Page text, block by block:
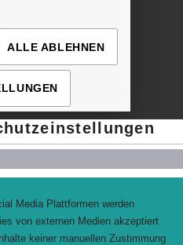
ALLE ABLEHNEN
Media Plattformen werden
von externen Medien akzeptiert
keiner manuellen Zustimmung